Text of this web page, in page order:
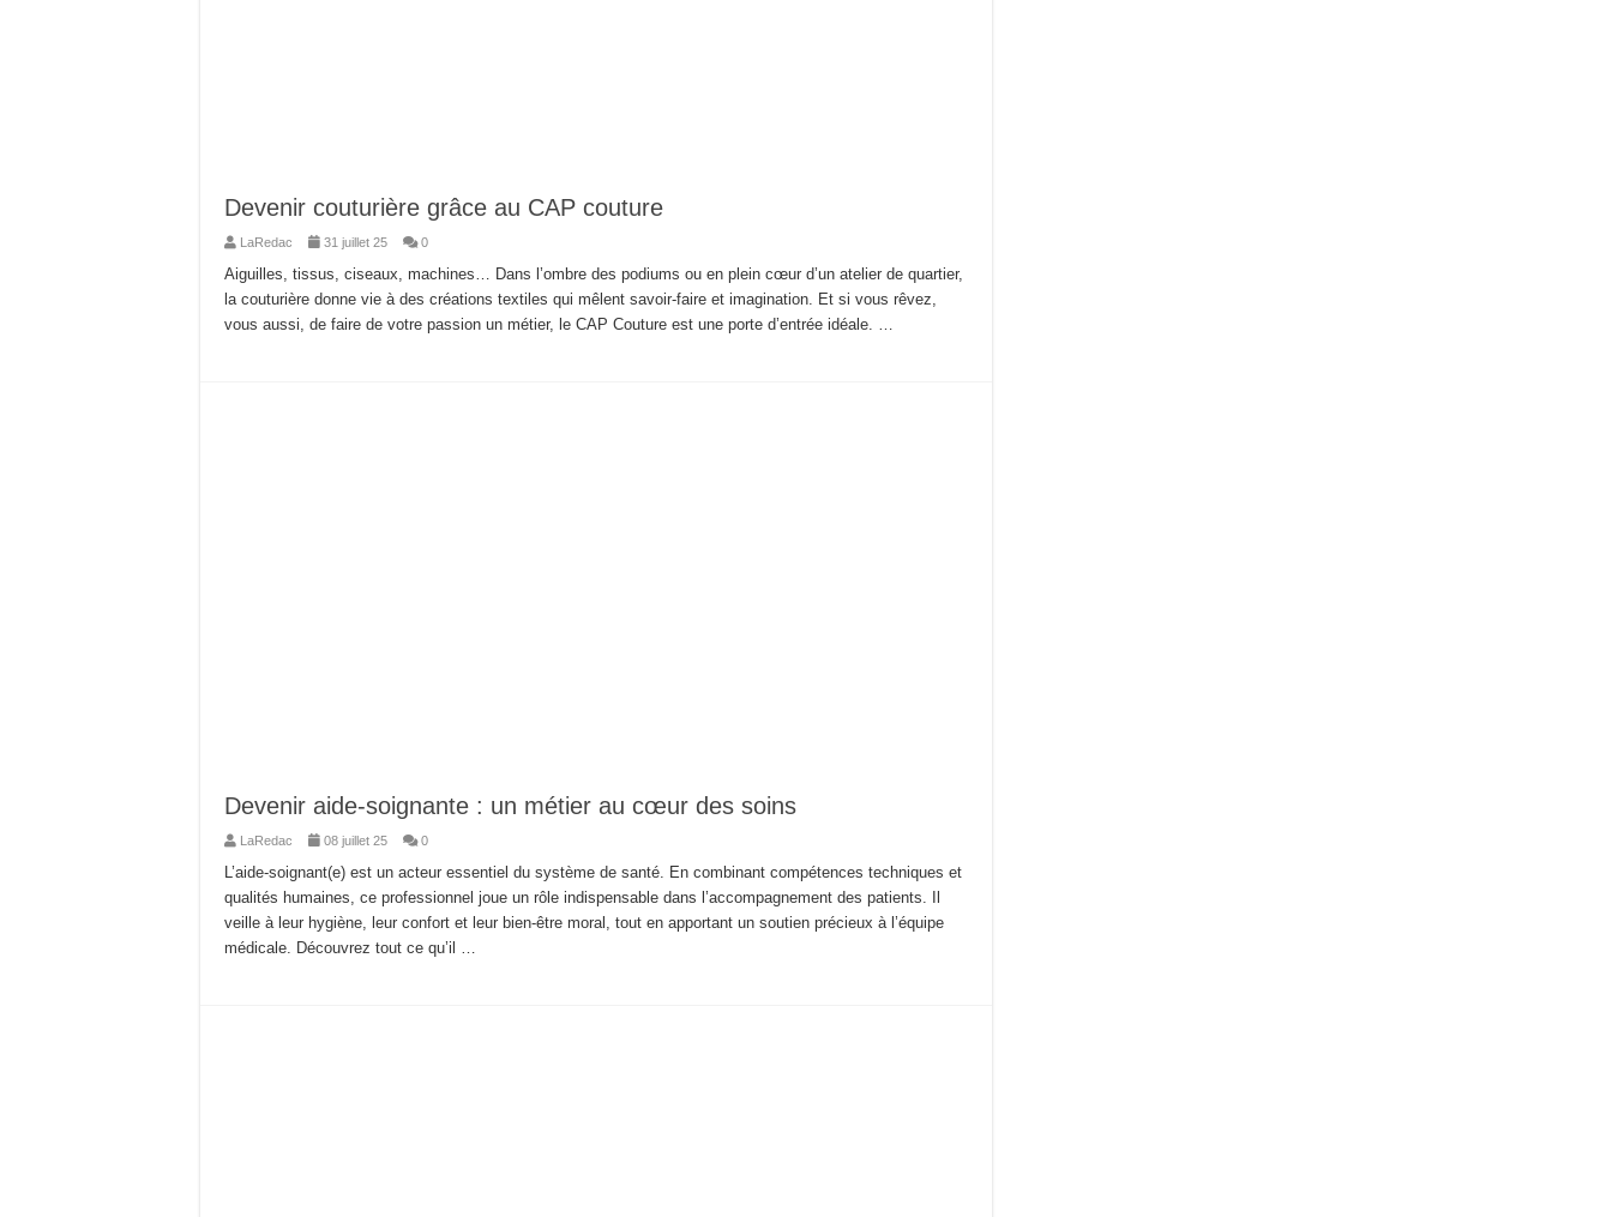
Devenir couturière grâce au CAP couture
LaRedac 31 juillet 25 0
Aiguilles, tissus, ciseaux, machines… Dans l’ombre des podiums ou en plein cœur d’un atelier de quartier,
la couturière donne vie à des créations textiles qui mêlent savoir‑faire et imagination. Et si vous rêvez,
vous aussi, de faire de votre passion un métier, le CAP Couture est une porte d’entrée idéale. …
Devenir aide-soignante : un métier au cœur des soins
LaRedac 08 juillet 25 0
L’aide-soignant(e) est un acteur essentiel du système de santé. En combinant compétences techniques et
qualités humaines, ce professionnel joue un rôle indispensable dans l’accompagnement des patients. Il
veille à leur hygiène, leur confort et leur bien-être moral, tout en apportant un soutien précieux à l’équipe
médicale. Découvrez tout ce qu’il …